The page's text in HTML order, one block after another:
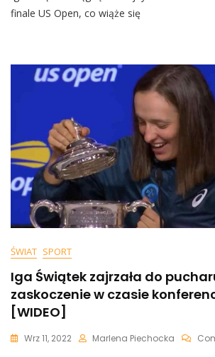
finale US Open, co wiąże się
ŚWIAT SPORT
Iga Świątek zajrzała do
zaskoczenie w czasie
[WIDEO]
Wrz 11, 2022 Marlena Piechocka